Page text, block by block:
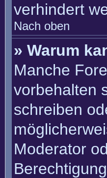
verhindert
Nach oben
» Warum
Manche
vorbehalten
schreiben
Moderator